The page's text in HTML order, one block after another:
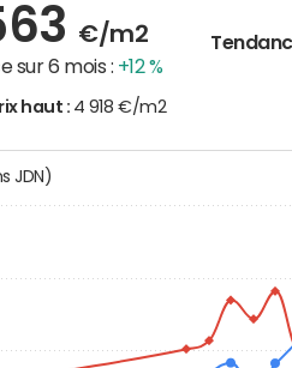
€/m2
sur 6 mois : +12 %
haut : 4 918 €/m2
JDN)